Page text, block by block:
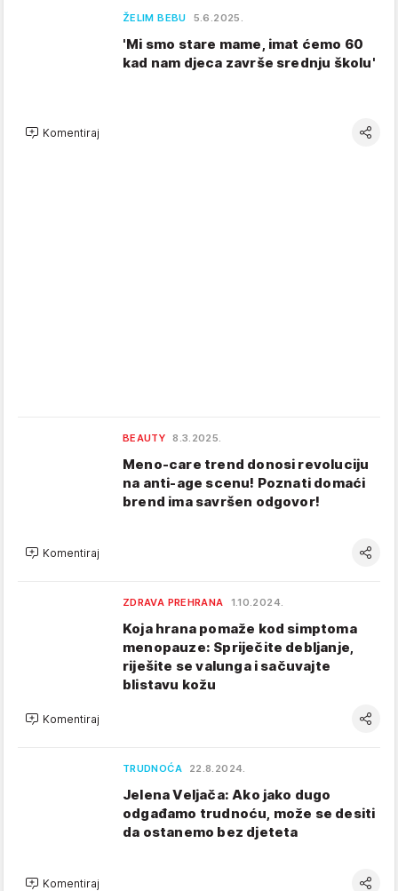
ŽELIM BEBU 5.6.2025.
'Mi smo stare mame, imat ćemo 60
kad nam djeca završe srednju školu'
Komentiraj
BEAUTY 8.3.2025.
Meno-care trend donosi revoluciju
na anti-age scenu! Poznati domaći
brend ima savršen odgovor!
Komentiraj
ZDRAVA PREHRANA 1.10.2024.
Koja hrana pomaže kod simptoma
menopauze: Spriječite debljanje,
riješite se valunga i sačuvajte
blistavu kožu
Komentiraj
TRUDNOĆA 22.8.2024.
Jelena Veljača: Ako jako dugo
odgađamo trudnoću, može se desiti
da ostanemo bez djeteta
Komentiraj